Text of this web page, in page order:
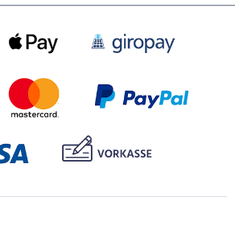
zwischen allen Zeilen
Stifts sind wir!“ Mit einem
der Abiturjahrgänge.
Sindelfingen.
vom Stiftsgymnasium
144 Seiten mit 300 farbigen
Großformat.ISBN 978-3-
165-5. EUR 15,00.